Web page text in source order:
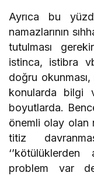
Ayrıca bu
namazlarının
tutulması
istinca, istibra
doğru
konularda bilgi
boyutlarda.
önemli olay olan
titiz
problem var